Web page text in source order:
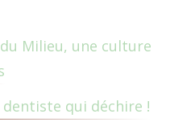
du Milieu, une culture
qui déchire !